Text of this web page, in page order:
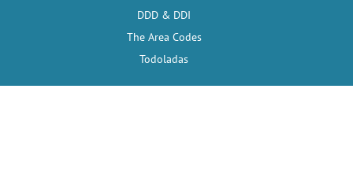
DDD & DDI
The Area Codes
Todoladas